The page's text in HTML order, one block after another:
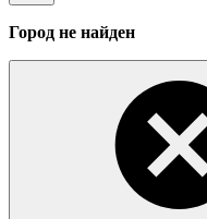
Город не найден